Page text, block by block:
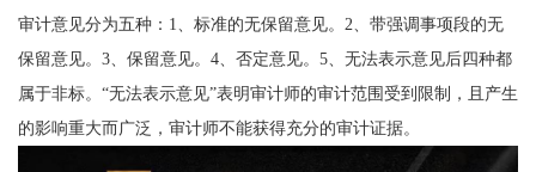
审计意见分为五种：1、标准的无保留意见。2、带强调事项段的无
保留意见。3、保留意见。4、否定意见。5、无法表示意见后四种都
属于非标。“无法表示意见”表明审计师的审计范围受到限制，且产生
的影响重大而广泛，审计师不能获得充分的审计证据。